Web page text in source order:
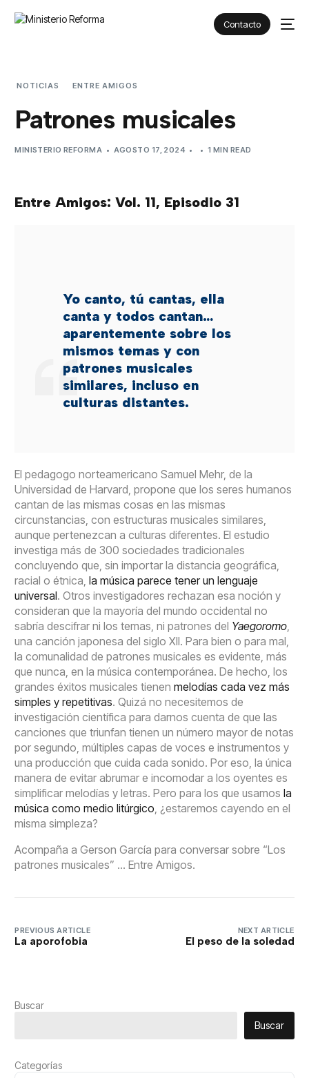
Contacto
NOTICIAS ENTRE AMIGOS
Patrones musicales
MINISTERIO REFORMA AGOSTO 17, 2024 1 MIN READ
Entre Amigos: Vol. 11, Episodio 31
Yo canto, tú cantas, ella
canta y todos cantan…
aparentemente sobre los
mismos temas y con
patrones musicales
similares, incluso en
culturas distantes.
El pedagogo norteamericano Samuel Mehr, de la
Universidad de Harvard, propone que los seres humanos
cantan de las mismas cosas en las mismas
circunstancias, con estructuras musicales similares,
aunque pertenezcan a culturas diferentes. El estudio
investiga más de 300 sociedades tradicionales
concluyendo que, sin importar la distancia geográfica,
racial o étnica,la música parece tener un lenguaje
universal. Otros investigadores rechazan esa noción y
consideran que la mayoría del mundo occidental no
sabría descifrar ni los temas, ni patrones del Yaegoromo,
una canción japonesa del siglo XII. Para bien o para mal,
la comunalidad de patrones musicales es evidente, más
que nunca, en la música contemporánea. De hecho, los
grandes éxitos musicales tienenmelodías cada vez más
simples y repetitivas. Quizá no necesitemos de
investigación científica para darnos cuenta de que las
canciones que triunfan tienen un número mayor de notas
por segundo, múltiples capas de voces e instrumentos y
una producción que cuida cada sonido. Por eso, la única
manera de evitar abrumar e incomodar a los oyentes es
simplificar melodías y letras. Pero para los que usamosla
música como medio litúrgico, ¿estaremos cayendo en el
misma simpleza?
Acompaña a Gerson García para conversar sobre “Los
patrones musicales” … Entre Amigos.
PREVIOUS ARTICLE
La aporofobia
NEXT ARTICLE
El peso de la soledad
Buscar
Buscar
Categorías